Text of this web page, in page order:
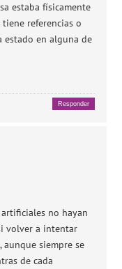
estaba físicamente
referencias o
estado en alguna de
Responder
no hayan
volver a intentar
aunque siempre se
de cada